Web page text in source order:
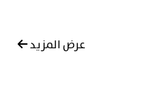
عرض المزيد